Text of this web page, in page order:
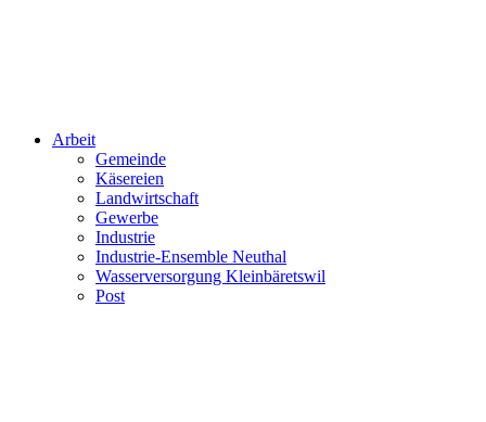
Arbeit
Gemeinde
Käsereien
Landwirtschaft
Gewerbe
Industrie
Industrie-Ensemble Neuthal
Wasserversorgung Kleinbäretswil
Post